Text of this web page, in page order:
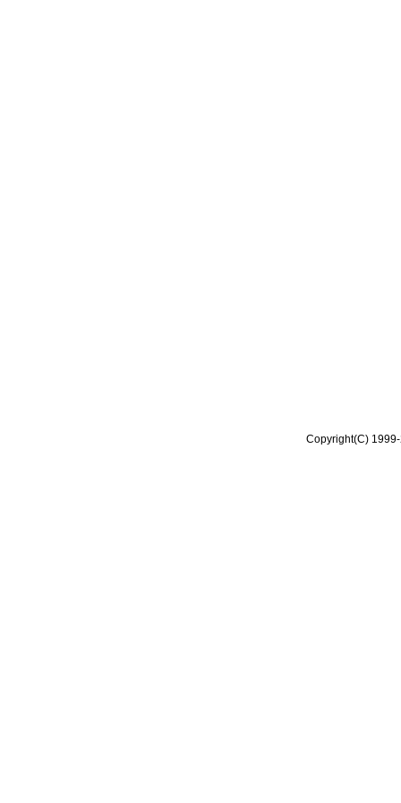
Copyright(C)